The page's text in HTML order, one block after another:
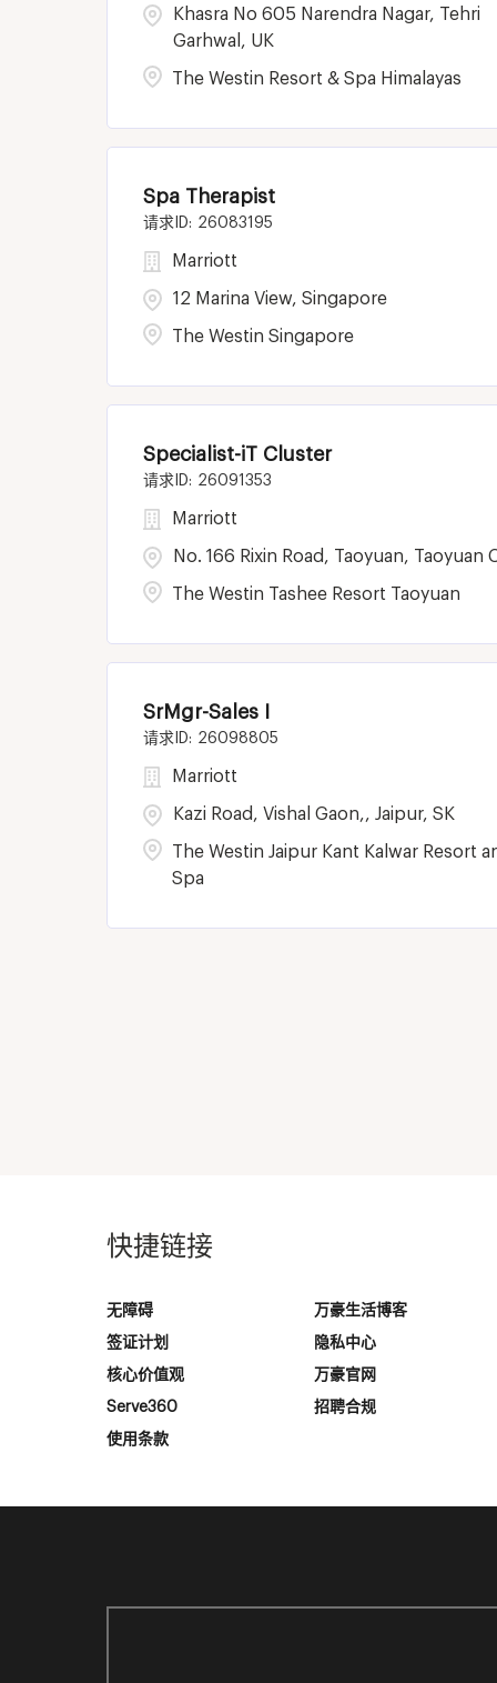
Khasra No 605 Narendra Nagar, Tehri
Garhwal, UK
The Westin Resort & Spa Himalayas
Spa Therapist
26083195
12 Marina View, Singapore
Marriott
The Westin Singapore
Specialist-iT Cluster
26091353
No. 166 Rixin Road, Taoyuan, Taoyuan
Marriott
The Westin Tashee Resort Taoyuan
SrMgr-Sales I
26098805
Kazi Road, Vishal Gaon,, Jaipur, SK
Marriott
The Westin Jaipur Kant Kalwar Resort
Spa
快捷链接
无障碍
签证计划
核心价值观
Serve360
使用条款
万豪生活博客
隐私中心
万豪官网
招聘合规